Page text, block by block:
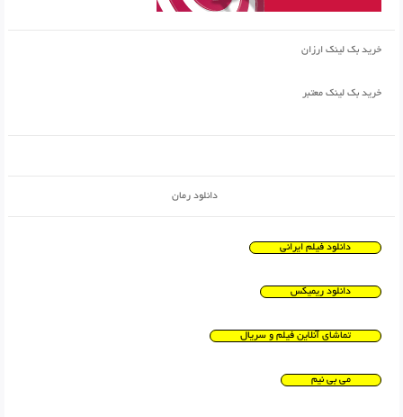
خرید بک لینک ارزان
خرید بک لینک معتبر
دانلود رمان
دانلود فیلم ایرانی
دانلود ریمیکس
تماشای آنلاین فیلم و سریال
می بی نیم